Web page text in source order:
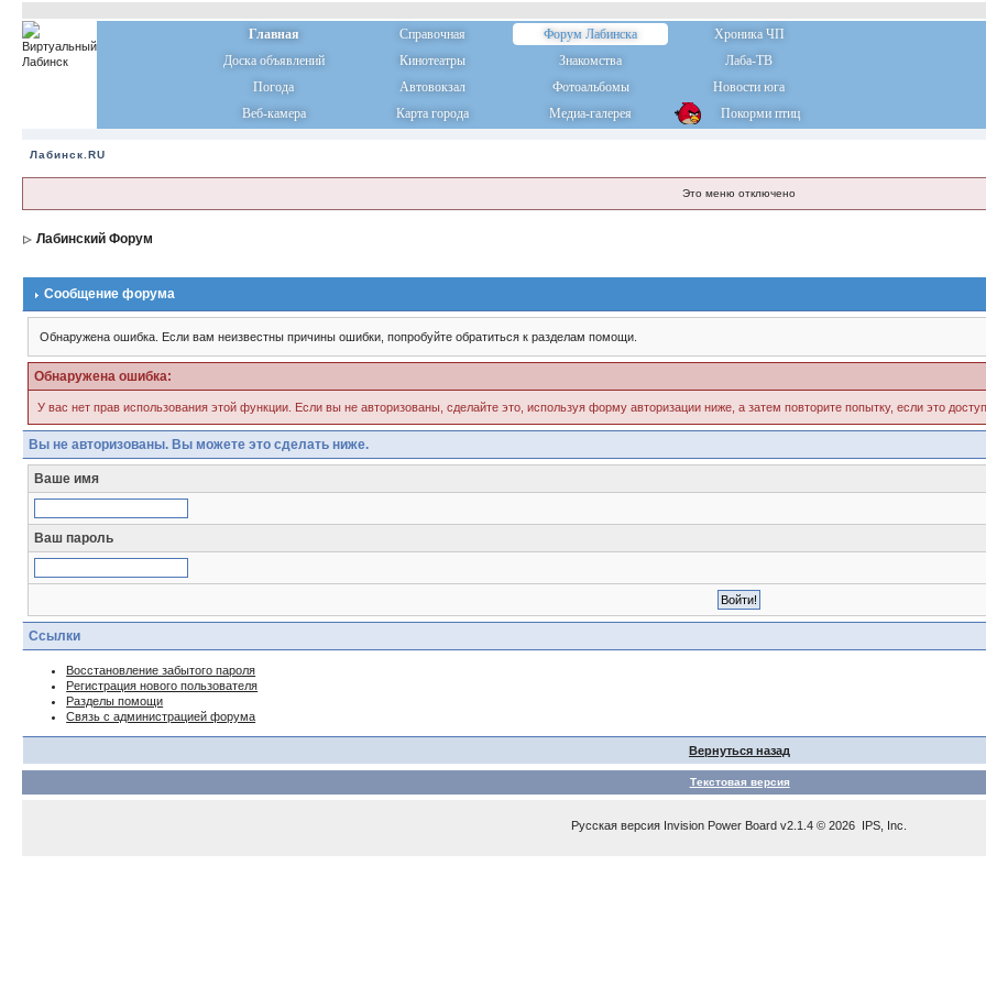
Главная Справочная Форум Лабинска
Хроника ЧП
Доска объявлений
Кинотеатры Знакомства
Лаба-ТВ
Погода
Автовокзал Фотоальбомы
Новости юга
Веб-камера
Карта города Медиа-галерея Покорми птиц
Лабинск.RU
Это меню отключено
Лабинский Форум
Сообщение форума
Обнаружена ошибка. Если вам неизвестны причины ошибки, попробуйте обратиться к разделам помощи.
Обнаружена ошибка:
У вас нет прав использования этой функции. Если вы не авторизованы, сделайте это, используя форму авторизации ниже, а затем повторите попытку, если это
Вы не авторизованы. Вы можете это сделать ниже.
Ваше имя
Ваш пароль
Ссылки
Восстановление забытого пароля
Регистрация нового пользователя
Разделы помощи
Связь с администрацией форума
Вернуться назад
Текстовая версия
Русская версия Invision Power Board v2.1.4 © 2026 IPS, Inc.